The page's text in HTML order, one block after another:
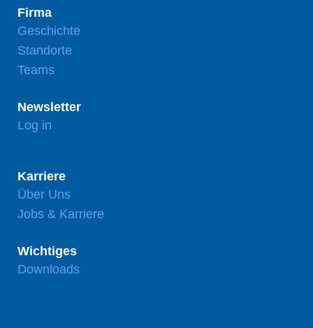
Firma
Geschichte
Standorte
Teams
Newsletter
Log in
Karriere
Über Uns
Jobs & Karriere
Wichtiges
Downloads